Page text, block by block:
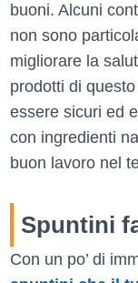
buoni. Alcuni
non sono
migliorare la
prodotti di
essere sicuri ed
con ingredienti
buon lavoro nel
Spuntini
Con un po’ di